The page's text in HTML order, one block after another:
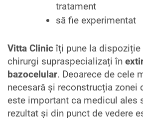
tratament
să fie experimentat
Vitta Clinicîți pune la dispoziție
chirurgi supraspecializați în
bazocelular. Deoarece de cele
necesară și reconstrucția zonei
este important ca medicul ales
rezultat și din punct de vedere